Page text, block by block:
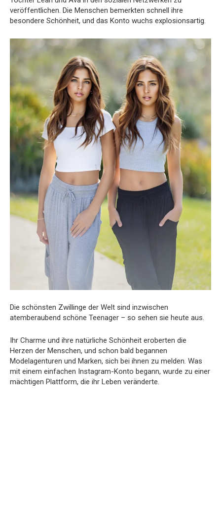
veröffentlichen. Die Menschen bemerkten schnell ihre
besondere Schönheit, und das Konto wuchs explosionsartig.
Die schönsten Zwillinge der Welt sind inzwischen
atemberaubend schöne Teenager – so sehen sie heute aus.
Ihr Charme und ihre natürliche Schönheit eroberten die
Herzen der Menschen, und schon bald begannen
Modelagenturen und Marken, sich bei ihnen zu melden. Was
mit einem einfachen Instagram-Konto begann, wurde zu einer
mächtigen Plattform, die ihr Leben veränderte.